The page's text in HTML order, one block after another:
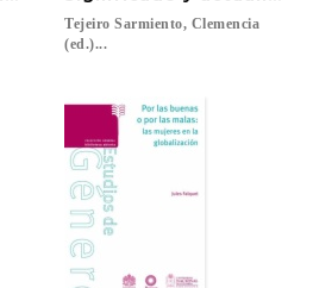
Tejeiro Sarmiento, Clemencia
(ed.)...